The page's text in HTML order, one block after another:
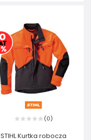
(0)
STIHL Kurtka robocza